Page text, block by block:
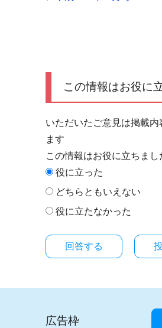
この情報はお役に
いただいたご意見は掲載
ます
この情報はお役に立ちまし
役に立った
どちらともいえない
役に立たなかった
広告枠